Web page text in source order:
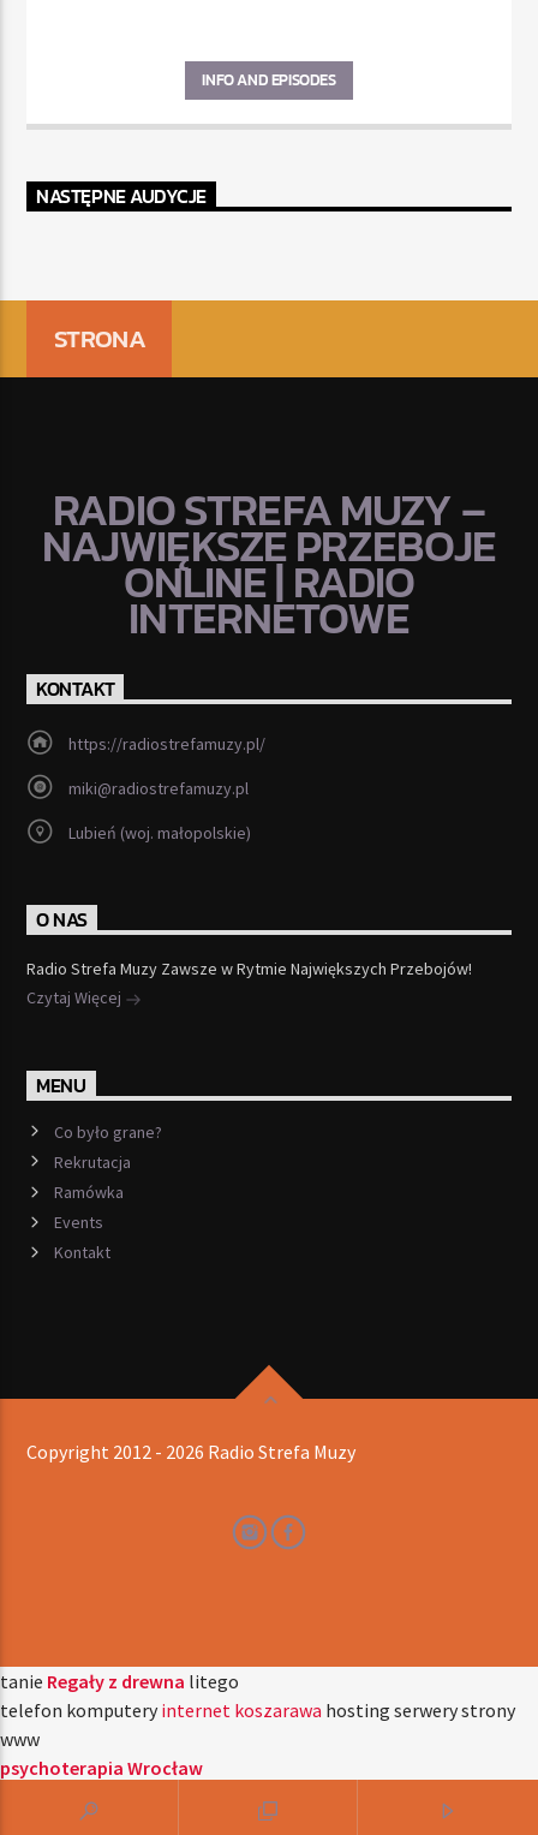
INFO AND EPISODES
NASTĘPNE AUDYCJE
STRONA
RADIO STREFA MUZY –
NAJWIĘKSZE PRZEBOJE
ONLINE | RADIO
INTERNETOWE
KONTAKT
https://radiostrefamuzy.pl/
miki@radiostrefamuzy.pl
Lubień (woj. małopolskie)
O NAS
Radio Strefa Muzy Zawsze w Rytmie Największych Przebojów!
Czytaj Więcej
MENU
Co było grane?
Rekrutacja
Ramówka
Events
Kontakt
Copyright 2012 - 2026 Radio Strefa Muzy
tanie Regały z drewna litego
telefon komputeryinternet koszarawa hosting serwery strony
www
psychoterapia Wrocław
reklamy dooh
reklama dooh
Reklama Dooh